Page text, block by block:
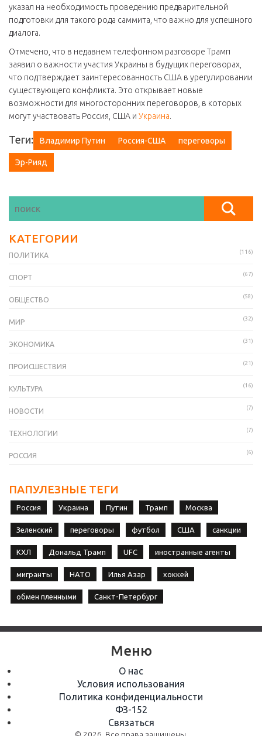
указал на необходимость проведению предварительной
подготовки для такого рода саммита, что важно для успешного
диалога.
Отмечено, что в недавнем телефонном разговоре Трамп
заявил о важности участия Украины в будущих переговорах,
что подтверждает заинтересованность США в урегулировании
существующего конфликта. Это открывает новые
возможности для многосторонних переговоров, в которых
могут участвовать Россия, США и Украина.
Теги: Владимир Путин Россия-США переговоры
Эр-Рияд
КАТЕГОРИИ
ПОЛИТИКА (116)
СПОРТ (67)
ОБЩЕСТВО (58)
МИР (32)
ЭКОНОМИКА (31)
ПРОИСШЕСТВИЯ (21)
КУЛЬТУРА (16)
НОВОСТИ (7)
ТЕХНОЛОГИИ (7)
РОССИЯ (6)
ПАПУЛЕЗНЫЕ ТЕГИ
Россия Украина Путин Трамп Москва
Зеленский переговоры футбол США санкции
КХЛ Дональд Трамп UFC иностранные агенты
мигранты НАТО Илья Азар хоккей
обмен пленными Санкт-Петербург
Меню
О нас
Условия использования
Политика конфиденциальности
ФЗ-152
Связаться